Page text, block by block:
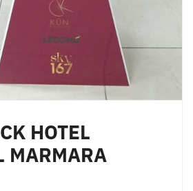
HOTEL
MARMARA